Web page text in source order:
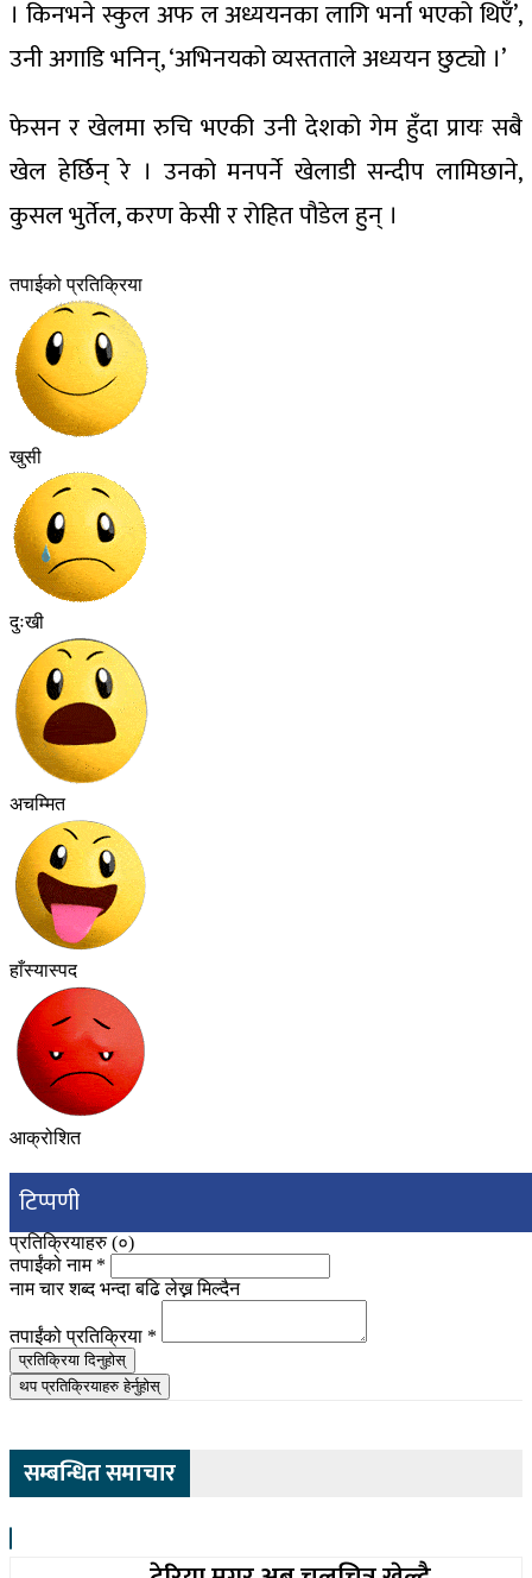
। किनभने स्कुल अफ ल अध्ययनका लागि भर्ना भएको थिएँ’,
उनी अगाडि भनिन्, ‘अभिनयको व्यस्तताले अध्ययन छुट्यो ।’
फेसन र खेलमा रुचि भएकी उनी देशको गेम हुँदा प्रायः सबै
खेल हेर्छिन् रे । उनको मनपर्ने खेलाडी सन्दीप लामिछाने,
कुसल भुर्तेल, करण केसी र रोहित पौडेल हुन् ।
तपाईको प्रतिक्रिया
खुसी
दुःखी
अचम्मित
हाँस्यास्पद
आक्रोशित
टिप्पणी
प्रतिक्रियाहरु (०)
तपाईंको नाम *
नाम चार शब्द भन्दा बढि लेख्न मिल्दैन
तपाईंको प्रतिक्रिया *
प्रतिक्रिया दिनुहोस्
थप प्रतिक्रियाहरु हेर्नुहोस्
सम्बन्धित समाचार